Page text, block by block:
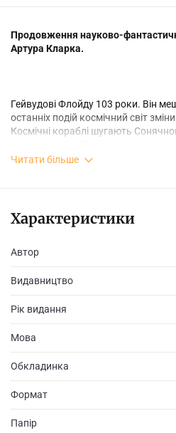
Продовження науково-
Артура Кларка.
Гейвудові Флойду 103 роки. Він
останніх подій космічний світ
Космічні кораблі шугають
Європі, супутнику Юпітера-
тривожне повідомлення: корабель
посадку на Європі. На борту судна
все людство. Бо ті, що зробили так
попереджатимуть двічі.
Читати більше
Характеристики
Автор
Видавництво
Рік видання
Мова
Обкладинка
Формат
Папір